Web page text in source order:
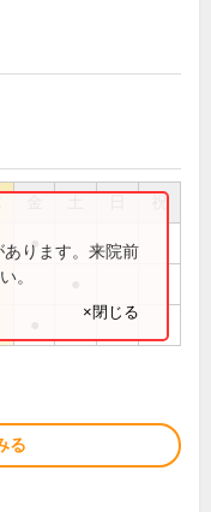
祝
●
ります。来院前
。
×閉じる
る